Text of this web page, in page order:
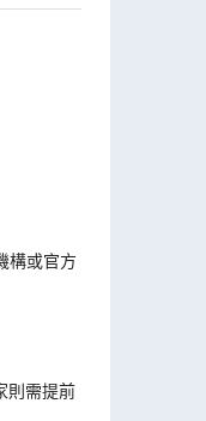
構或官方
則需提前